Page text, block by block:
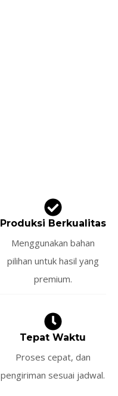
Produksi Berkualitas
Menggunakan bahan
pilihan untuk hasil yang
premium.
Tepat Waktu
Proses cepat, dan
pengiriman sesuai jadwal.